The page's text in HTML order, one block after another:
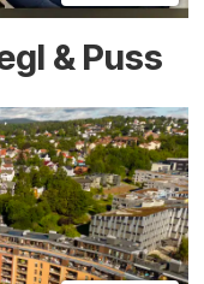
& Puss